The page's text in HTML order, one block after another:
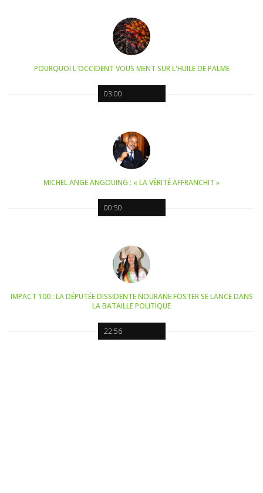
03:00
POURQUOI L'OCCIDENT VOUS MENT SUR L'HUILE DE PALME
00:50
MICHEL ANGE ANGOUING : « LA VÉRITÉ AFFRANCHIT »
22:56
IMPACT 100 : LA DÉPUTÉE DISSIDENTE NOURANE FOSTER SE LANCE DANS
LA BATAILLE POLITIQUE